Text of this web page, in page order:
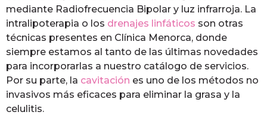
mediante Radiofrecuencia Bipolar y luz infrarroja. La
intralipoterapia o los drenajes linfáticos son otras
técnicas presentes en Clínica Menorca, donde
siempre estamos al tanto de las últimas novedades
para incorporarlas a nuestro catálogo de servicios.
Por su parte, la cavitación es uno de los métodos no
invasivos más eficaces para eliminar la grasa y la
celulitis.